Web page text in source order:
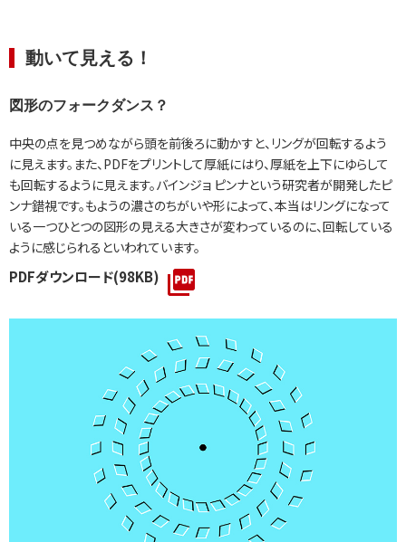
動いて見える！
図形のフォークダンス？
中央の点を見つめながら頭を前後ろに動かすと、リングが回転するよう
に見えます。また、PDFをプリントして厚紙にはり、厚紙を上下にゆらして
も回転するように見えます。バインジョ ピンナという研究者が開発したピ
ンナ錯視です。もようの濃さのちがいや形によって、本当はリングになって
いる一つひとつの図形の見える大きさが変わっているのに、回転している
ように感じられるといわれています。
PDFダウンロード(98KB)